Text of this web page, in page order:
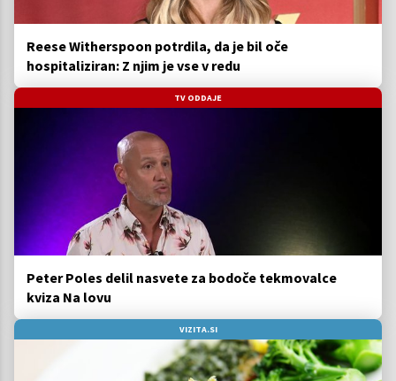
Reese Witherspoon potrdila, da je bil oče
hospitaliziran: Z njim je vse v redu
TV ODDAJE
Peter Poles delil nasvete za bodoče tekmovalce
kviza Na lovu
VIZITA.SI